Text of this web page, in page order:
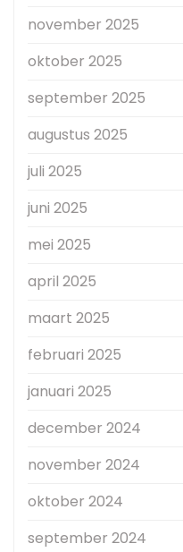
november 2025
oktober 2025
september 2025
augustus 2025
juli 2025
juni 2025
mei 2025
april 2025
maart 2025
februari 2025
januari 2025
december 2024
november 2024
oktober 2024
september 2024